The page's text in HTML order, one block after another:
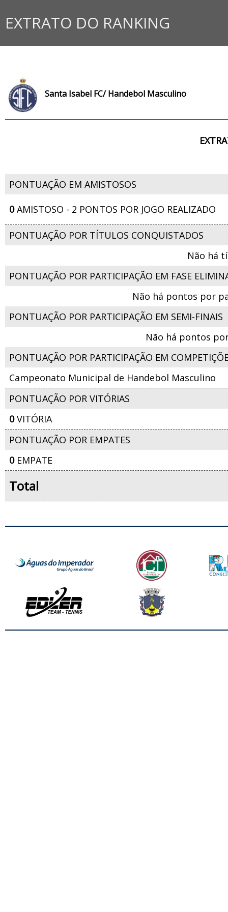
EXTRATO DO RANKING
Santa Isabel FC/ Handebol Masculino
PONTUAÇÃO EM AMISTOSOS
0AMISTOSO - 2 PONTOS POR JOGO REALIZADO
PONTUAÇÃO POR TÍTULOS CONQUISTADOS
Não há
PONTUAÇÃO POR PARTICIPAÇÃO EM FASE
Não há pontos por
PONTUAÇÃO POR PARTICIPAÇÃO EM SEMI-FINAIS
Não há pontos
PONTUAÇÃO POR PARTICIPAÇÃO EM
Campeonato Municipal de Handebol Masculino
PONTUAÇÃO POR VITÓRIAS
0VITÓRIA
PONTUAÇÃO POR EMPATES
0EMPATE
Total